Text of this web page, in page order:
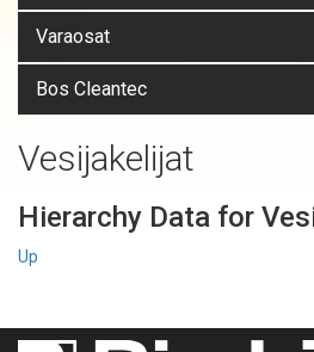
Varaosat
Bos Cleantec
Vesijakelijat
Hierarchy Data for
Up